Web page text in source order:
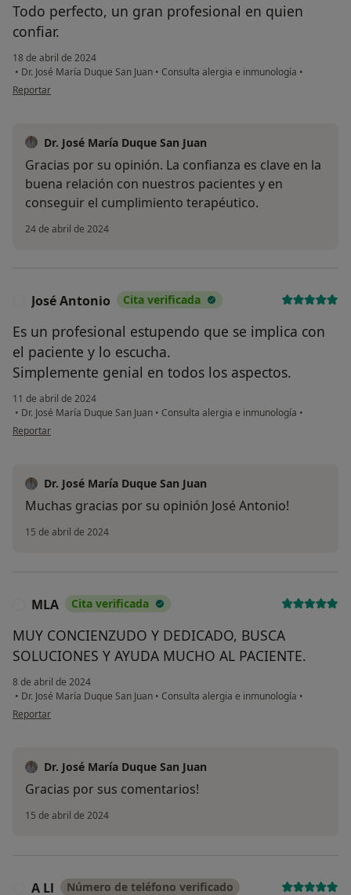
Todo perfecto, un gran profesional en quien
confiar.
18 de abril de 2024
• Dr. José María Duque San Juan • Consulta alergia e inmunología •
en opinión del usuario Ali
Reportar
Dr. José María Duque San Juan
Gracias por su opinión. La confianza es clave en la
buena relación con nuestros pacientes y en
conseguir el cumplimiento terapéutico.
24 de abril de 2024
José Antonio Cita verificada
Es un profesional estupendo que se implica con
el paciente y lo escucha.
Simplemente genial en todos los aspectos.
11 de abril de 2024
• Dr. José María Duque San Juan • Consulta alergia e inmunología •
en opinión del usuario José Antonio
Reportar
Dr. José María Duque San Juan
Muchas gracias por su opinión José Antonio!
15 de abril de 2024
MLA Cita verificada
MUY CONCIENZUDO Y DEDICADO, BUSCA
SOLUCIONES Y AYUDA MUCHO AL PACIENTE.
8 de abril de 2024
• Dr. José María Duque San Juan • Consulta alergia e inmunología •
en opinión del usuario MLA
Reportar
Dr. José María Duque San Juan
Gracias por sus comentarios!
15 de abril de 2024
A Ll Número de teléfono verificado